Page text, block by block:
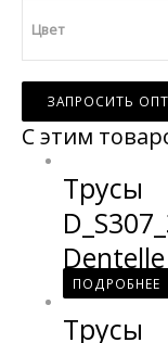
Цвет
ЗАПРОСИТЬ
С этим
Трусы
Dentelle
ПОДРОБНЕЕ
Трусы